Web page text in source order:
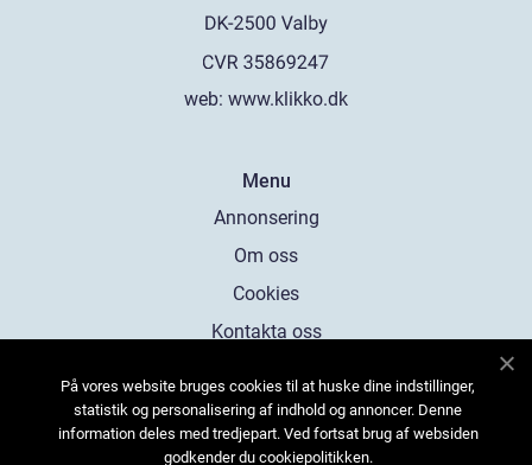
web: www.klikko.dk
Menu
Annonsering
Om oss
Cookies
Kontakta oss
På vores website bruges cookies til at huske dine indstillinger,
statistik og personalisering af indhold og annoncer. Denne
information deles med tredjepart. Ved fortsat brug af websiden
godkender du cookiepolitikken.